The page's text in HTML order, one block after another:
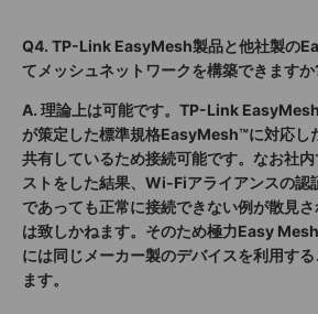
Q4. TP-Link EasyMesh製品と他社製の
てメッシュネットワークを構築できますか
A. 理論上は可能です。 TP-Link
が策定した標準規格EasyMesh™に対応し
共有しているため接続可能です。なお社
ストをした結果、Wi-Fiアライアンスの認
であっても正常に接続できない例が散見
は致しかねます。そのため極力Easy
には同じメーカー製のデバイスを利用す
ます。